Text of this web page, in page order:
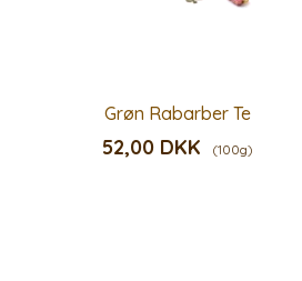
Grøn Rabarber Te
52,00 DKK (100g)